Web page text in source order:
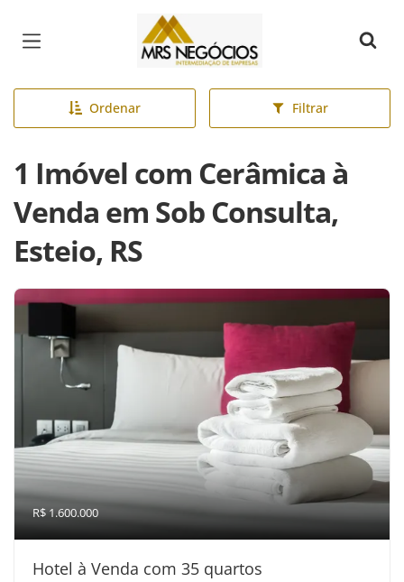
Página inicial
Ordenar Filtrar
1 Imóvel com Cerâmica à
Venda em Sob Consulta,
Esteio, RS
R$ 1.600.000
Hotel à Venda com 35 quartos